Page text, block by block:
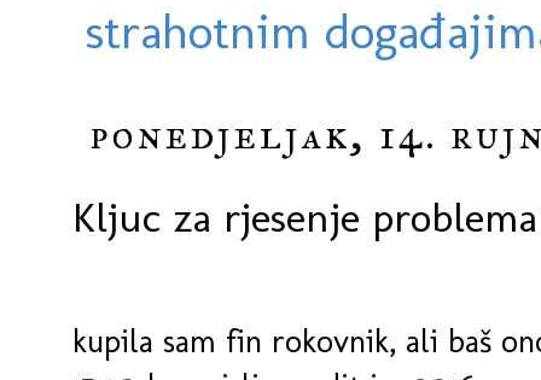
strahotnim
ponedjeljak, 14.
Kljuc za rjesenje problema
kupila sam fin rokovnik, ali baš